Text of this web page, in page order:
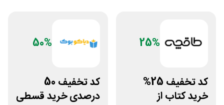
25%
کد تخفیف 25%
خرید کتاب از
50%
کد تخفیف 50
درصدی خرید قسطی